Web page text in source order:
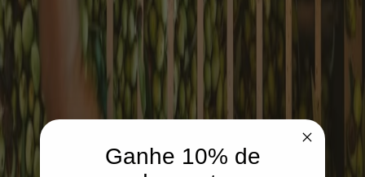
Ganhe 10% de